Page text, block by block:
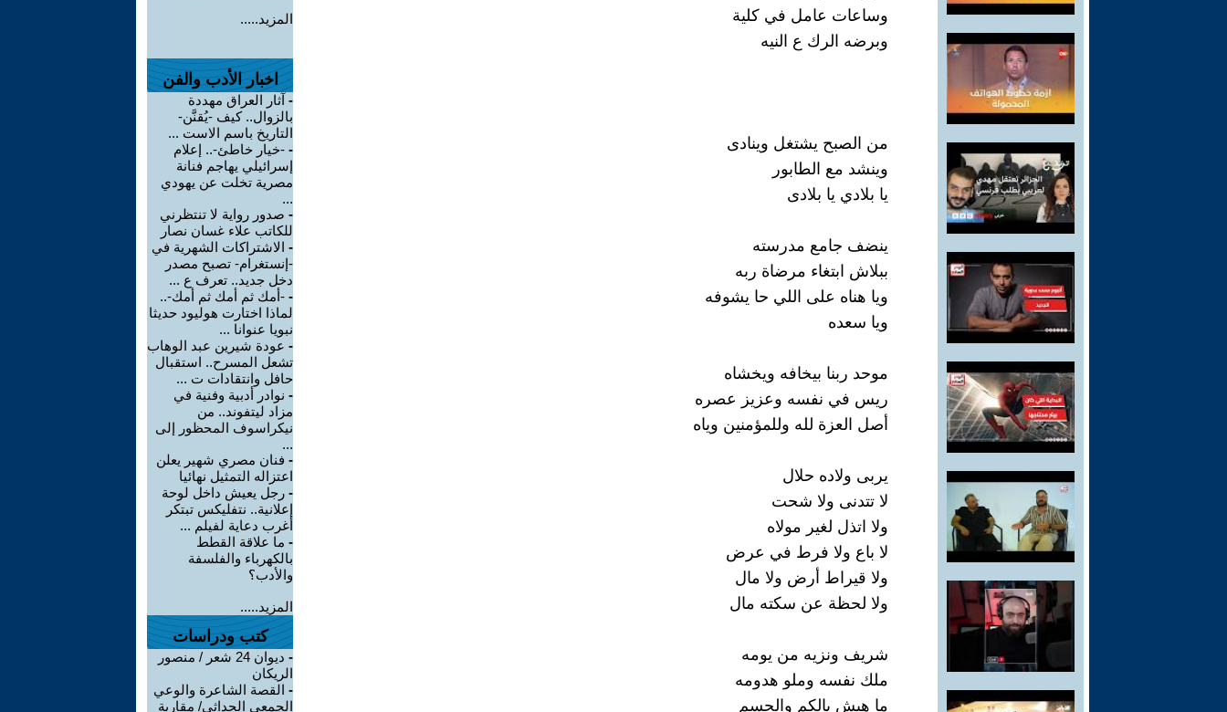
وساعات عامل في كلية
وبرضه الرك ع النيه
من الصبح يشتغل وينادى
وينشد مع الطابور
يا بلادي يا بلادى
ينضف جامع مدرسته
ببلاش ابتغاء مرضاة ربه
ويا هناه على اللي حا يشوفه
ويا سعده
موحد ربنا بيخافه ويخشاه
ريس في نفسه وعزيز عصره
أصل العزة لله وللمؤمنين وياه
يربى ولاده حلال
لا تتدنى ولا شحت
ولا اتذل لغير مولاه
لا باع ولا فرط في عرض
ولا قيراط أرض ولا مال
ولا لحظة عن سكته مال
شريف ونزيه من يومه
ملك نفسه وملو هدومه
ما هيش بالكم والجسم
المزيد.....
اخبار الأدب والفن
- آثار العراق مهددة
بالزوال.. كيف -يُقنَّن-
التاريخ باسم الاست ...
- -خيار خاطئ-.. إعلام
إسرائيلي يهاجم فنانة
مصرية تخلت عن يهودي
...
- صدور رواية لا تنتظرني
للكاتب علاء غسان نصار
- الاشتراكات الشهرية في
-إنستغرام- تصبح مصدر
دخل جديد.. تعرف ع ...
- -أمك ثم أمك ثم أمك-..
لماذا اختارت هوليود حديثا
نبويا عنوانا ...
- عودة شيرين عبد الوهاب
تشعل المسرح.. استقبال
حافل وانتقادات ت ...
- نوادر أدبية وفنية في
مزاد ليتفوند.. من
نيكراسوف المحظور إلى
...
- فنان مصري شهير يعلن
اعتزاله التمثيل نهائيا
- رجل يعيش داخل لوحة
إعلانية.. نتفليكس تبتكر
أغرب دعاية لفيلم ...
- ما علاقة القطط
بالكهرباء والفلسفة
والأدب؟
المزيد.....
كتب ودراسات
-
ديوان 24 شعر / منصور
الريكان
- القصة الشاعرة والوعي
الجمعي الحداثي/ مقاربة